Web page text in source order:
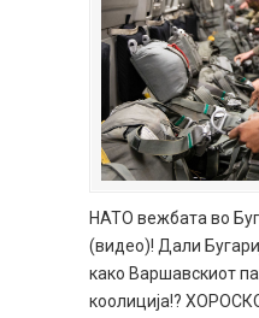
НАТО вежбата во
(видео)! Дали
како Варшавскиот
коолиција!?